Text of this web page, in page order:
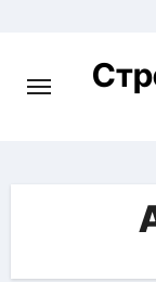
content